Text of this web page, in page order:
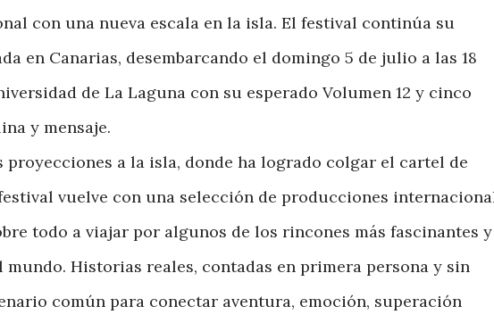
con una nueva escala en la isla. El festival continúa su
en Canarias, desembarcando el domingo 5 de julio a las 18
de La Laguna con su esperado Volumen 12 y cinco
y mensaje.
a la isla, donde ha logrado colgar el cartel de
vuelve con una selección de producciones
todo a viajar por algunos de los rincones más fascinantes y
mundo. Historias reales, contadas en primera persona y sin
común para conectar aventura, emoción, superación